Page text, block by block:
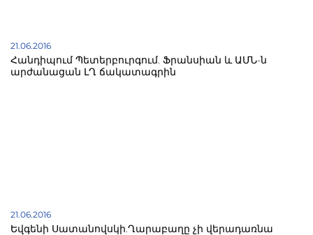
21.06.2016
Հանդիպում Պետերբուրգում. Ֆրանսիան և ԱՄՆ-ն
արժանացան ԼՂ ճակատագրին
21.06.2016
Եվգենի Սատանովսկի.Ղարաբաղը չի վերադառնա